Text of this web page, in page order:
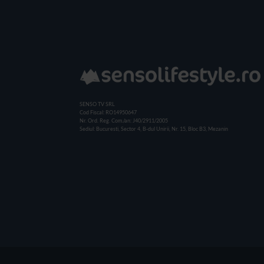
SENSO TV SRL
Cod Fiscal: RO14950647
Nr. Ord. Reg. Com./an: J40/2911/2005
Sediul: Bucuresti, Sector 4, B-dul Unirii, Nr. 15, Bloc B3, Mezanin